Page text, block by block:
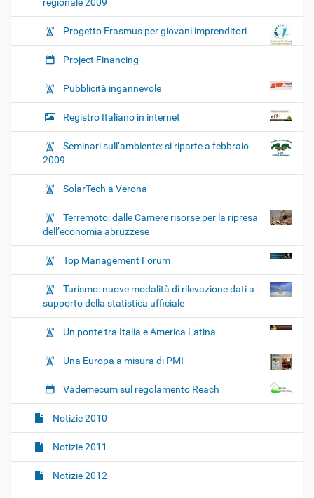
Progetto Erasmus per giovani imprenditori
Project Financing
Pubblicità ingannevole
Registro Italiano in internet
Seminari sull’ambiente: si riparte a febbraio
2009
SolarTech a Verona
Terremoto: dalle Camere risorse per la ripresa
dell’economia abruzzese
Top Management Forum
Turismo: nuove modalità di rilevazione dati a
supporto della statistica ufficiale
Un ponte tra Italia e America Latina
Una Europa a misura di PMI
Vademecum sul regolamento Reach
Notizie 2010
Notizie 2011
Notizie 2012